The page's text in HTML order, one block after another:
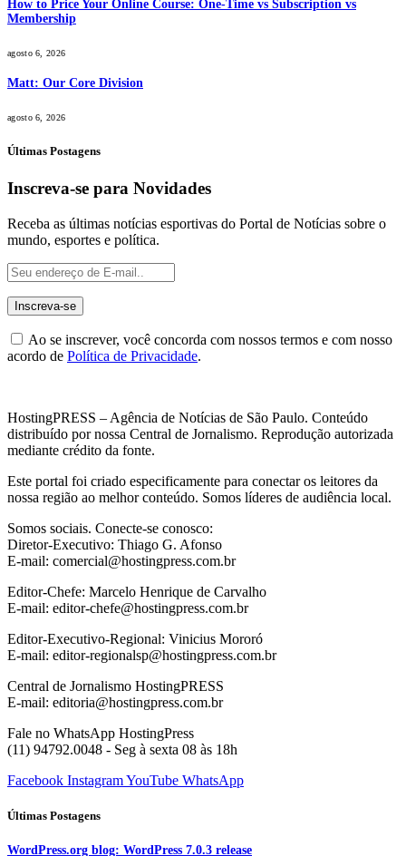
How to Price Your Online Course: One-Time vs Subscription vs
Membership
agosto 6, 2026
Matt: Our Core Division
agosto 6, 2026
Últimas Postagens
Inscreva-se para Novidades
Receba as últimas notícias esportivas do Portal de Notícias sobre o
mundo, esportes e política.
Ao se inscrever, você concorda com nossos termos e com nosso
acordo de Política de Privacidade.
HostingPRESS – Agência de Notícias de São Paulo. Conteúdo
distribuído por nossa Central de Jornalismo. Reprodução autorizada
mediante crédito da fonte.
Este portal foi criado especificamente para conectar os leitores da
nossa região ao melhor conteúdo. Somos líderes de audiência local.
Somos sociais. Conecte-se conosco:
Diretor-Executivo: Thiago G. Afonso
E-mail: comercial@hostingpress.com.br
Editor-Chefe: Marcelo Henrique de Carvalho
E-mail: editor-chefe@hostingpress.com.br
Editor-Executivo-Regional: Vinicius Mororó
E-mail: editor-regionalsp@hostingpress.com.br
Central de Jornalismo HostingPRESS
E-mail: editoria@hostingpress.com.br
Fale no WhatsApp HostingPress
(11) 94792.0048 - Seg à sexta 08 às 18h
Facebook InstagramYouTube WhatsApp
Últimas Postagens
WordPress.org blog: WordPress 7.0.3 release